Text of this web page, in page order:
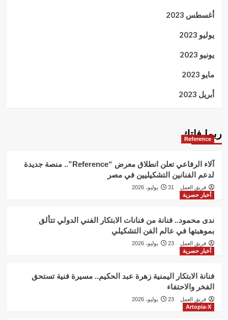
أغسطس 2023
يوليو 2023
يونيو 2023
مايو 2023
أبريل 2023
ربما فاتك
Reference
آلاء الرفاعي تعلن انطلاق معرض “Reference”.. منصة جديدة
لدعم الفنانين التشكيليين في مصر
فريق العمل
31 يوليو، 2026
أخبار حصرية
ندى محمود.. فنانة من فنانات الابتكار الفني الدولي تتألق
بموهبتها في عالم الفن التشكيلي
فريق العمل
23 يوليو، 2026
أخبار حصرية
فنانة الابتكار اليمنية زهرة عبد الحكيم.. مسيرة فنية تستحق
الفخر والاحتفاء
فريق العمل
23 يوليو، 2026
Artopia-X